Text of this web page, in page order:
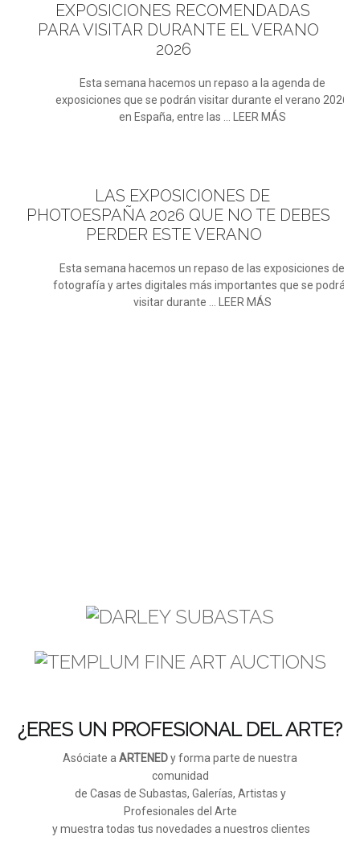
EXPOSICIONES RECOMENDADAS
PARA VISITAR DURANTE EL VERANO
2026
Esta semana hacemos un repaso a la agenda de
exposiciones que se podrán visitar durante el verano 2026
en España, entre las ... LEER MÁS
LAS EXPOSICIONES DE
PHOTOESPAÑA 2026 QUE NO TE DEBES
PERDER ESTE VERANO
Esta semana hacemos un repaso de las exposiciones de
fotografía y artes digitales más importantes que se podrán
visitar durante ... LEER MÁS
¿ERES UN PROFESIONAL DEL ARTE?
Asóciate a ARTENEDy forma parte de nuestra
comunidad
de Casas de Subastas, Galerías, Artistas y
Profesionales del Arte
y muestra todas tus novedades a nuestros clientes